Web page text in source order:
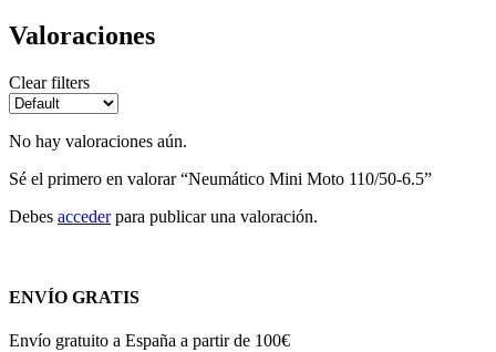
Valoraciones
Clear filters
No hay valoraciones aún.
Sé el primero en valorar “Neumático Mini Moto 110/50-6.5”
Debes accederpara publicar una valoración.
ENVÍO GRATIS
Envío gratuito a España a partir de 100€